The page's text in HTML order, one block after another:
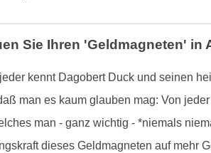
Sie Ihren 'Geldmagneten'
kennt Dagobert Duck und seinen
man es kaum glauben mag: Von
man - ganz wichtig - *niemals
dieses Geldmagneten auf mehr